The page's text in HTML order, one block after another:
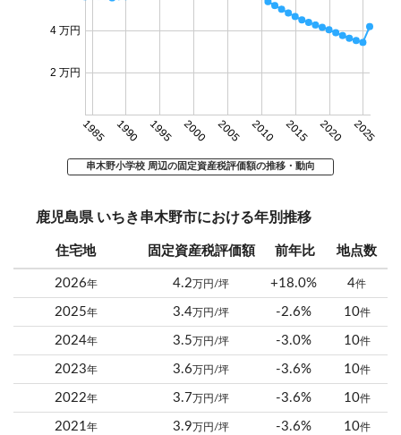
1985 1990 1995 2000 2005 2010 2015 2020 2025
2 万円
4 万円
串木野小学校 周辺の固定資産税評価額の推移・動向
鹿児島県 いちき串木野市における年別推移
住宅地 固定資産税評価額 前年比 地点数
2026年 4.2 万円/坪 +18.0% 4件
2025年 3.4万円/坪 -2.6% 10件
2024年 3.5 万円/坪 -3.0% 10件
2023年 3.6 万円/坪 -3.6% 10件
2022年 3.7 万円/坪 -3.6% 10件
2021年 3.9 万円/坪 -3.6% 10件